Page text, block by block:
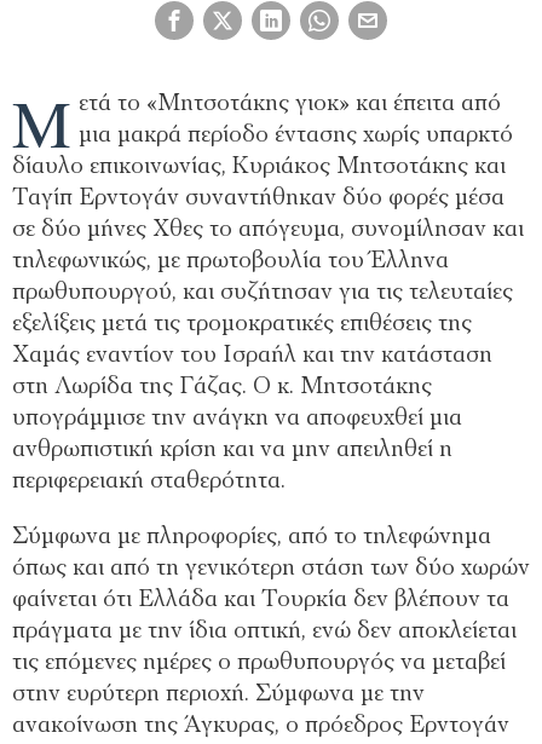
Μ ετά το «Μητσοτάκης γιοκ» και έπειτα από
μια μακρά περίοδο έντασης χωρίς υπαρκτό
δίαυλο επικοινωνίας, Κυριάκος Μητσοτάκης και
Ταγίπ Ερντογάν συναντήθηκαν δύο φορές μέσα
σε δύο μήνες Χθες το απόγευμα, συνομίλησαν και
τηλεφωνικώς, με πρωτοβουλία του Έλληνα
πρωθυπουργού, και συζήτησαν για τις τελευταίες
εξελίξεις μετά τις τρομοκρατικές επιθέσεις της
Χαμάς εναντίον του Ισραήλ και την κατάσταση
στη Λωρίδα της Γάζας. Ο κ. Μητσοτάκης
υπογράμμισε την ανάγκη να αποφευχθεί μια
ανθρωπιστική κρίση και να μην απειληθεί η
περιφερειακή σταθερότητα.
Σύμφωνα με πληροφορίες, από το τηλεφώνημα
όπως και από τη γενικότερη στάση των δύο χωρών
φαίνεται ότι Ελλάδα και Τουρκία δεν βλέπουν τα
πράγματα με την ίδια οπτική, ενώ δεν αποκλείεται
τις επόμενες ημέρες ο πρωθυπουργός να μεταβεί
στην ευρύτερη περιοχή. Σύμφωνα με την
ανακοίνωση της Άγκυρας, ο πρόεδρος Ερντογάν